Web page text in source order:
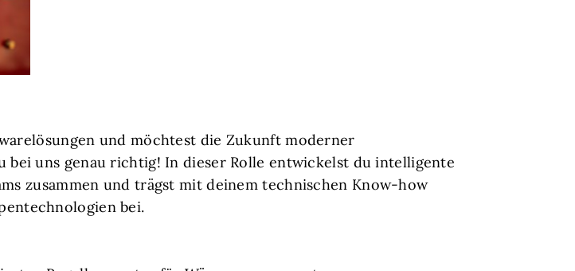
und möchtest die Zukunft moderner
bei uns genau richtig! In dieser Rolle entwickelst du intelligente
zusammen und trägst mit deinem technischen Know-how
bei.